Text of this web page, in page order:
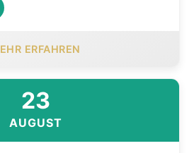
ERFAHREN
23
AUGUST